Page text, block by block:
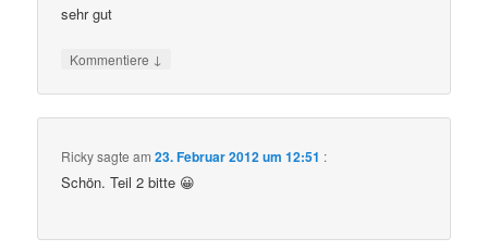
sehr gut
Kommentiere ↓
Rickysagte am23. Februar 2012 um 12:51 :
Schön. Teil 2 bitte 😀